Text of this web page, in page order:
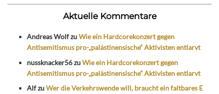
Aktuelle Kommentare
Andreas WolfzuWie ein Hardcorekonzert gegen
Antisemitismus pro-„palästinensische“ Aktivisten entlarvt
nussknacker56zuWie ein Hardcorekonzert gegen
Antisemitismus pro-„palästinensische“ Aktivisten entlarvt
AlfzuWer die Verkehrswende will, braucht ein faltbares E